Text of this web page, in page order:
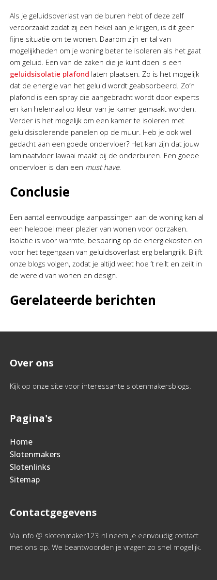
Als je geluidsoverlast van de buren hebt of deze zelf
veroorzaakt zodat zij een hekel aan je krijgen, is dit geen
fijne situatie om te wonen. Daarom zijn er tal van
mogelijkheden om je woning beter te isoleren als het gaat
om geluid. Een van de zaken die je kunt doen is een
geluidsisolatie plafond laten plaatsen. Zo is het mogelijk
dat de energie van het geluid wordt geabsorbeerd. Zo’n
plafond is een spray die aangebracht wordt door experts
en kan helemaal op kleur van je kamer gemaakt worden.
Verder is het mogelijk om een kamer te isoleren met
geluidsisolerende panelen op de muur. Heb je ook wel
gedacht aan een goede ondervloer? Het kan zijn dat jouw
laminaatvloer lawaai maakt bij de onderburen. Een goede
ondervloer is dan een must have.
Conclusie
Een aantal eenvoudige aanpassingen aan de woning kan al
een heleboel meer plezier van wonen voor oorzaken.
Isolatie is voor warmte, besparing op de energiekosten en
voor het tegengaan van geluidsoverlast erg belangrijk. Blijft
onze blogs volgen, zodat je altijd weet hoe ‘t reilt en zeilt in
de wereld van wonen en design.
Gerelateerde berichten
Over ons
Kijk op onze site voor interessante slotenmakersblogs.
Pagina's
Home
Slotenmakers
Slotenlinks
Sitemap
Contactgegevens
Via info @ slotenmaker123.nl neem je eenvoudig contact
met ons op. We beantwoorden je vragen zo snel mogelijk.